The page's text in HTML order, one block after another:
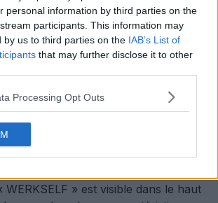
personal information by third parties on the
participants. This information may
by us to third parties on the IAB’s List of
that may further disclose it to other
Processing Opt Outs
WERKSELF » est visible dans le haut